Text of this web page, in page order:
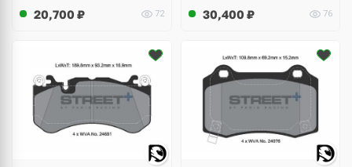
20,700 ₽ 72 30,400 ₽ 76